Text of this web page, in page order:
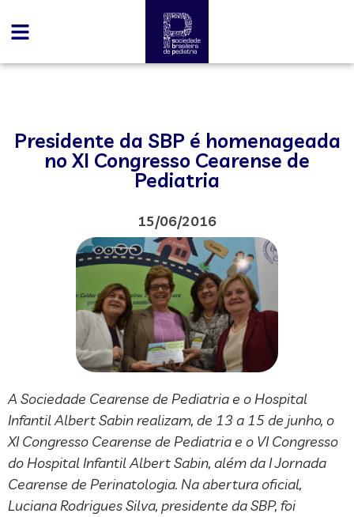
Presidente da SBP é homenageada
no XI Congresso Cearense de
Pediatria
15/06/2016
A Sociedade Cearense de Pediatria e o Hospital
Infantil Albert Sabin realizam, de 13 a 15 de junho, o
XI Congresso Cearense de Pediatria e o VI Congresso
do Hospital Infantil Albert Sabin, além da I Jornada
Cearense de Perinatologia. Na abertura oficial,
Luciana Rodrigues Silva, presidente da SBP, foi